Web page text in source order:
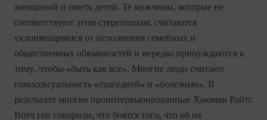
женщиной и иметь детей. Те мужчины, которые не
соответствуют этим стереотипам, считаются
уклоняющимися от исполнения семейных и
общественных обязанностей и нередко принуждаются к
тому, чтобы «быть как все». Многие люди считают
гомосексуальность «трагедией» и «болезнью». В
результате многие проинтервьюированные Хьюман Райтс
Вотч геи говорили, что боятся того, что об их